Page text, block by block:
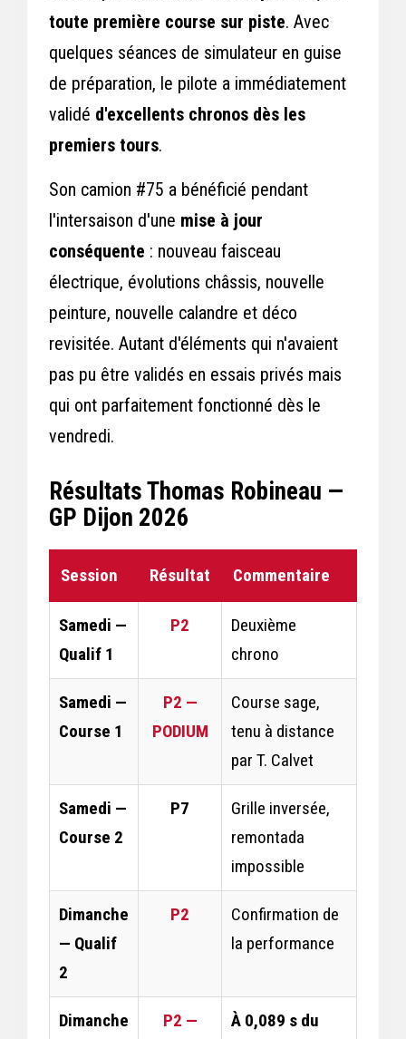
toute première course sur piste. Avec
quelques séances de simulateur en guise
de préparation, le pilote a immédiatement
validé d'excellents chronos dès les
premiers tours.
Son camion #75 a bénéficié pendant
l'intersaison d'une mise à jour
conséquente : nouveau faisceau
électrique, évolutions châssis, nouvelle
peinture, nouvelle calandre et déco
revisitée. Autant d'éléments qui n'avaient
pas pu être validés en essais privés mais
qui ont parfaitement fonctionné dès le
vendredi.
Résultats Thomas Robineau —
GP Dijon 2026
Session Résultat Commentaire
Samedi —
Qualif 1
P2
Deuxième
chrono
Samedi —
Course 1
P2 —
PODIUM
Course sage,
tenu à distance
par T. Calvet
Samedi —
Course 2
P7
Grille inversée,
remontada
impossible
Dimanche
— Qualif
2
P2
Confirmation de
la performance
Dimanche P2 — À 0,089 s du